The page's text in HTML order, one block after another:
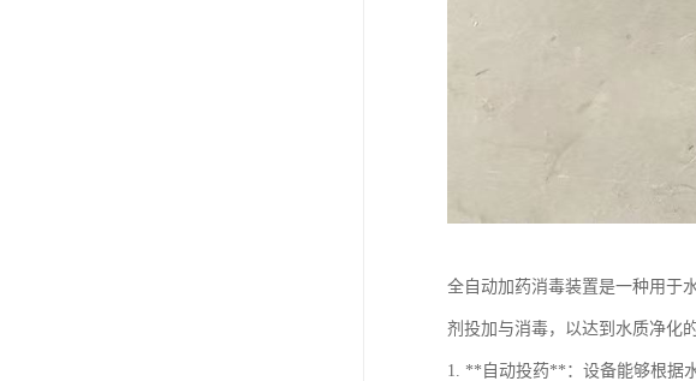
全自动加药消毒装置是一种用于
剂投加与消毒，以达到水质净化
1. **自动投药**：设备能够根据